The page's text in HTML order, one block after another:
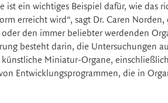
ist ein wichtiges Beispiel dafür, wie das
erreicht wird“, sagt Dr. Caren
den immer beliebter werdenden
besteht darin, die Untersuchungen
Miniatur-Organe,
Entwicklungsprogrammen, die in